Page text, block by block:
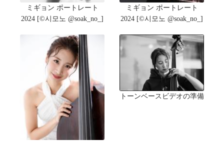
ミギョン ポートレート
2024 [©️시모노 @soak_no_]
ミギョン ポートレート
2024 [©️시모노 @soak_no_]
トーンベースビデオの準備